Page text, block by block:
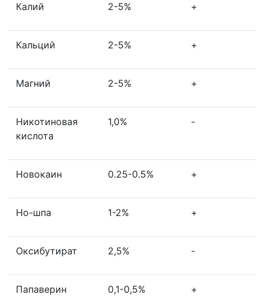
Калий 2-5% +
Кальций 2-5% +
Магний 2-5% +
Никотиновая
кислота
1,0% -
Новокаин 0.25-0.5% +
Но-шпа 1-2% +
Оксибутират 2,5% -
Папаверин 0,1-0,5% +